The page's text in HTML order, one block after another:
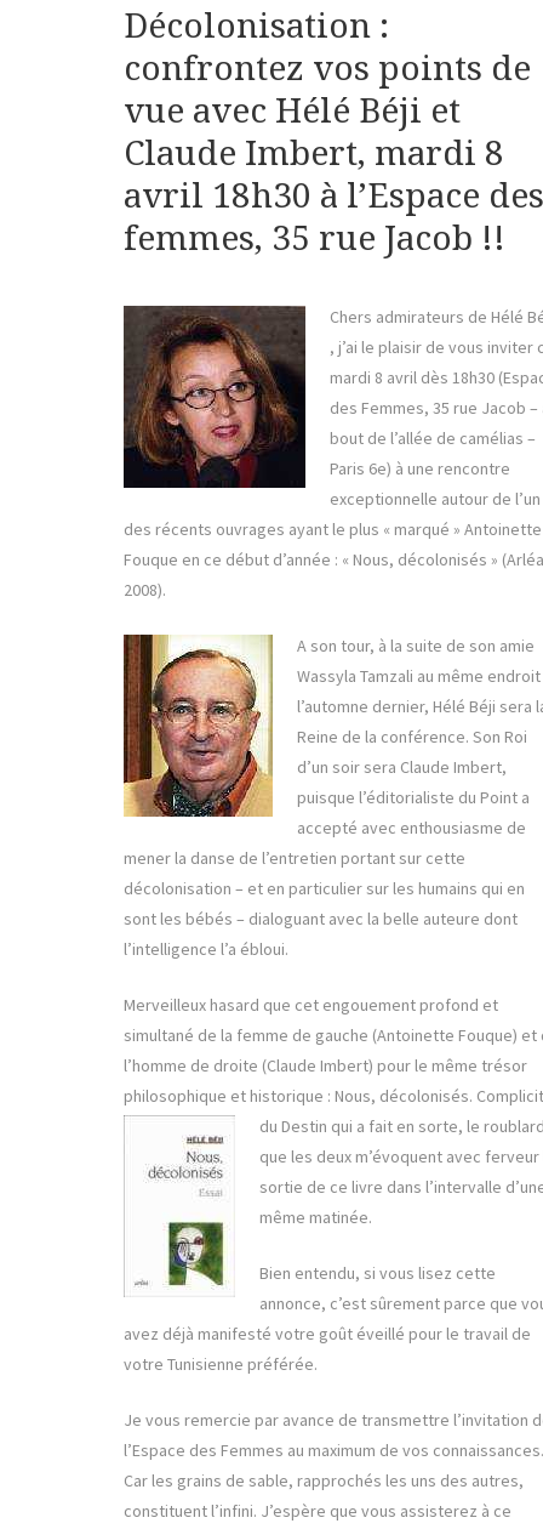
Décolonisation :
confrontez vos points de
vue avec Hélé Béji et
Claude Imbert, mardi 8
avril 18h30 à l’Espace des
femmes, 35 rue Jacob !!
Chers admirateurs de Hélé
, j’ai le plaisir de vous inviter
mardi 8 avril dès 18h30
des Femmes, 35 rue Jacob –
bout de l’allée de camélias –
Paris 6e) à une rencontre
exceptionnelle autour de l’un
des récents ouvrages ayant le plus « marqué » Antoinette
Fouque en ce début d’année : « Nous, décolonisés »
2008).
A son tour, à la suite de son amie
Wassyla Tamzali au même endroit
l’automne dernier, Hélé Béji sera
Reine de la conférence. Son Roi
d’un soir sera Claude Imbert,
puisque l’éditorialiste du Point a
accepté avec enthousiasme de
mener la danse de l’entretien portant sur cette
décolonisation – et en particulier sur les humains qui en
sont les bébés – dialoguant avec la belle auteure dont
l’intelligence l’a ébloui.
Merveilleux hasard que cet engouement profond et
simultané de la femme de gauche (Antoinette Fouque) et
l’homme de droite (Claude Imbert) pour le même trésor
philosophique et historique : Nous, décolonisés.
du Destin qui a fait en sorte, le
que les deux m’évoquent avec ferveur
sortie de ce livre dans l’intervalle
même matinée.
Bien entendu, si vous lisez cette
annonce, c’est sûrement parce que
avez déjà manifesté votre goût éveillé pour le travail de
votre Tunisienne préférée.
Je vous remercie par avance de transmettre l’invitation
l’Espace des Femmes au maximum de vos connaissances.
Car les grains de sable, rapprochés les uns des autres,
constituent l’infini. J’espère que vous assisterez à ce